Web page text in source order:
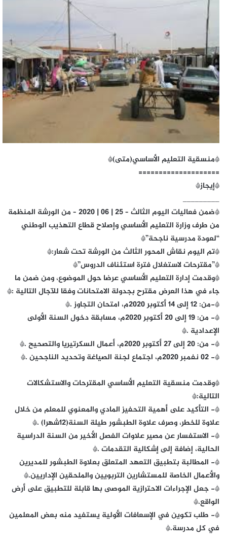
*منسقية التعليم الأساسي(متى)*
====================
*إيجاز*
_________
*ضمن فعاليات اليوم الثالث – 25 | 06 | 2020 – من الورشة المنظمة
من طرف وزارة التعليم الأساسي وإصلاح قطاع التهذيب الوطني
“لعودة مدرسية ناجحة”*
*تم اليوم نقاش المحور الثالث من الورشة تحت شعار:*
*”مقترحات لاستغلال فترة استئناف الدروس”*
*وقدمت إدارة التعليم الأساسي عرضا حول الموضوع، ومن ضمن ما
جاء في هذا العرض مقترح بجدولة الامتحانات وفقا للآجال التالية :*
*-من: 12 إلى 14 أكتوبر 2020م، امتحان التجاوز .*
*- من: 19 إلى 20 أكتوبر 2020م، مسابقة دخول السنة الأولى
الإعدادية .*
*- من: 20 إلى 27 أكتوبر 2020م، أعمال السكرتيريا والتصحيح .*
*- 02 نفمبر 2020م، اجتماع لجنة الصياغة وتحديد الناجحين .*
*وقدمت منسقية التعليم الأساسي المقترحات والاستشكالات
التالية:*
*- التأكيد على أهمية التحفيز المادي والمعنوي للمعلم من خلال
علاوة للخطر، وصرف علاوة الطبشور طيلة السنة(12شهرا) .*
*- الاستفسار عن مصير علاوات الفصل الأخير من السنة الدراسية
الحالية، إضافة إلى إشكالية التقدمات .*
*- المطالبة بتطبيق التعهد المتعلق بعلاوة الطبشور للمديرين
والأعمال الخاصة للمستشارين التربويين والملحقين الإداريين.*
*- جعل الإجراءات الاحترازية الموصى بها قابلة للتطبيق على أرض
الواقع.*
*- طلب تكوين في الإسعافات الأولية يستفيد منه بعض المعلمين
في كل مدرسة.*